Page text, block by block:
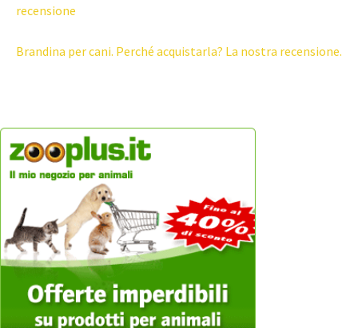
recensione
Brandina per cani. Perché acquistarla? La nostra recensione.